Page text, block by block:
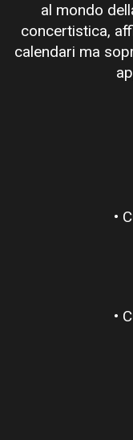
al mondo
concertistica,
calendari ma
•
•